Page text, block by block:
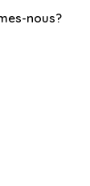
nous?